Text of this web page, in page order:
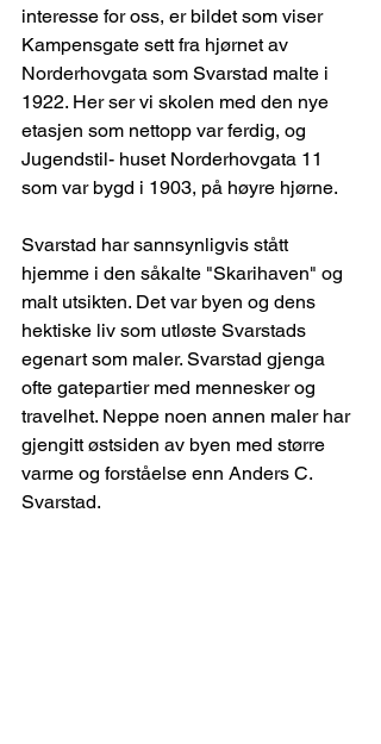
interesse for oss, er bildet som viser
Kampensgate sett fra hjørnet av
Norderhovgata som Svarstad malte i
1922. Her ser vi skolen med den nye
etasjen som nettopp var ferdig, og
Jugendstil- huset Norderhovgata 11
som var bygd i 1903, på høyre hjørne.
Svarstad har sannsynligvis stått
hjemme i den såkalte "Skarihaven" og
malt utsikten. Det var byen og dens
hektiske liv som utløste Svarstads
egenart som maler. Svarstad gjenga
ofte gatepartier med mennesker og
travelhet. Neppe noen annen maler har
gjengitt østsiden av byen med større
varme og forståelse enn Anders C.
Svarstad.